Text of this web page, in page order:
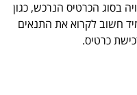
בסוג הכרטיס הנרכש, כגון
חשוב לקרוא את התנאים
כרטיס.